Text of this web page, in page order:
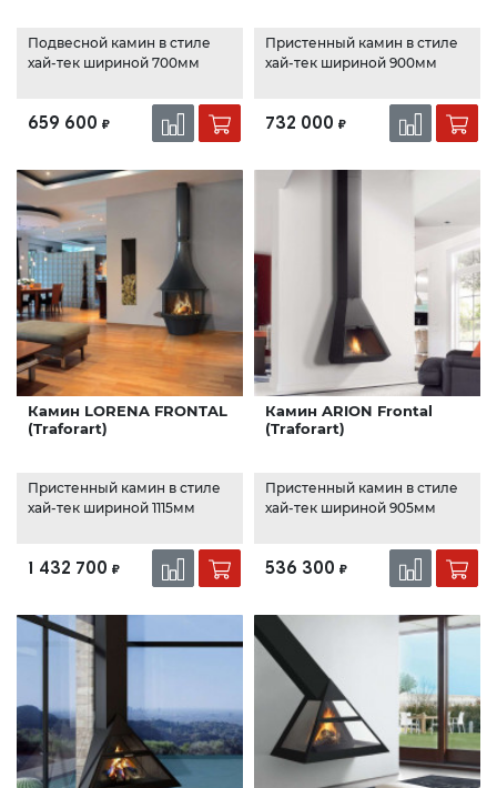
Подвесной камин в стиле
хай-тек шириной 700мм
659 600 ₽
Пристенный камин в стиле
хай-тек шириной 900мм
732 000 ₽
Камин LORENA FRONTAL
(Traforart)
Пристенный камин в стиле
хай-тек шириной 1115мм
1 432 700 ₽
Камин ARION Frontal
(Traforart)
Пристенный камин в стиле
хай-тек шириной 905мм
536 300 ₽